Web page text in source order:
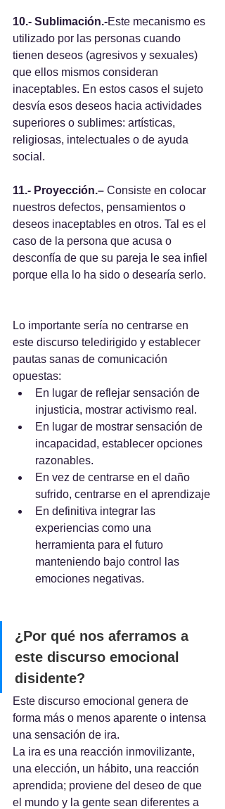
10.- Sublimación.-Este mecanismo es
utilizado por las personas cuando
tienen deseos (agresivos y sexuales)
que ellos mismos consideran
inaceptables. En estos casos el sujeto
desvía esos deseos hacia actividades
superiores o sublimes: artísticas,
religiosas, intelectuales o de ayuda
social.
11.- Proyección.– Consiste en colocar
nuestros defectos, pensamientos o
deseos inaceptables en otros. Tal es el
caso de la persona que acusa o
desconfía de que su pareja le sea infiel
porque ella lo ha sido o desearía serlo.
Lo importante sería no centrarse en
este discurso teledirigido y establecer
pautas sanas de comunicación
opuestas:
En lugar de reflejar sensación de
injusticia, mostrar activismo real.
En lugar de mostrar sensación de
incapacidad, establecer opciones
razonables.
En vez de centrarse en el daño
sufrido, centrarse en el aprendizaje
En definitiva integrar las
experiencias como una
herramienta para el futuro
manteniendo bajo control las
emociones negativas.
¿Por qué nos aferramos a
este discurso emocional
disidente?
Este discurso emocional genera de
forma más o menos aparente o intensa
una sensación de ira.
La ira es una reacción inmovilizante,
una elección, un hábito, una reacción
aprendida; proviene del deseo de que
el mundo y la gente sean diferentes a